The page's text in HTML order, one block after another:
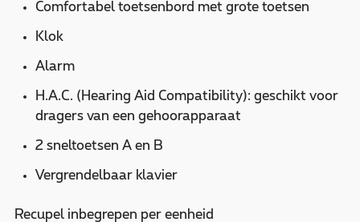
Comfortabel toetsenbord met grote toetsen
Klok
Alarm
H.A.C. (Hearing Aid Compatibility): geschikt voor
dragers van een gehoorapparaat
2 sneltoetsen A en B
Vergrendelbaar klavier
Recupel inbegrepen per eenheid